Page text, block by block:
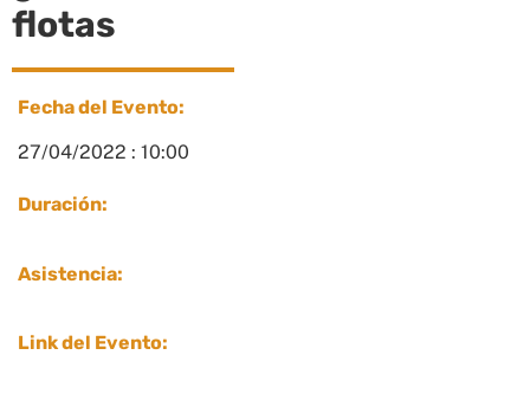
flotas
Fecha del Evento:
27/04/2022 : 10:00
Duración:
Asistencia:
Link del Evento: